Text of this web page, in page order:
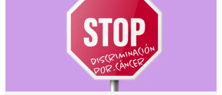
Derecho al olvido oncológico